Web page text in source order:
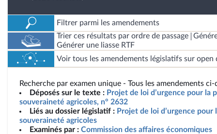
Filtrer parmi les amendements
Trier ces résultats par ordre de passage
Générer une liasse RTF
Voir tous les amendements législatifs sur open
Recherche par examen unique - Tous les amendements
Déposés sur le texte : Projet de loi d’urgence pour la
souveraineté agricoles, n° 2632
Liés au dossier législatif : Projet de loi d’urgence
souveraineté agricoles
Examinés par : Commission des affaires économiques